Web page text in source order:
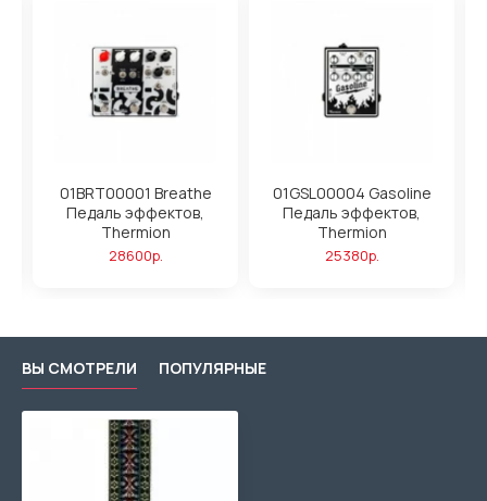
01BRT00001 Breathe
Педаль эффектов,
Thermion
28600р.
01GSL00004 Gasoline
Педаль эффектов,
Thermion
25380р.
ВЫ СМОТРЕЛИ ПОПУЛЯРНЫЕ